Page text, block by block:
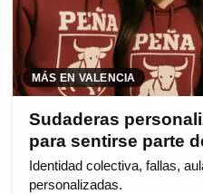
MÁS EN VALENCIA
Sudaderas
para sentirse parte
Identidad colectiva, fallas,
personalizadas.